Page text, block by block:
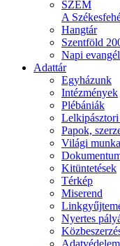
SZEM
A
Hangtár
Szentföld
Napi
Adattár
Egyházunk
Intézmények
Plébániák
Papok,
Világi
Kitüntetések
Térkép
Miserend
Nyertes
Adatvédelem